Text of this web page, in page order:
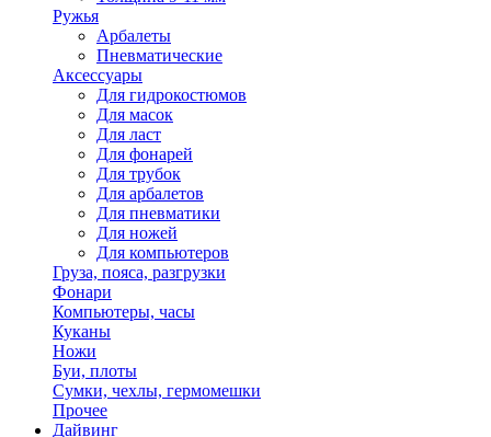
Ружья
Арбалеты
Пневматические
Аксессуары
Для гидрокостюмов
Для масок
Для ласт
Для фонарей
Для трубок
Для арбалетов
Для пневматики
Для ножей
Для компьютеров
Груза, пояса, разгрузки
Фонари
Компьютеры, часы
Куканы
Ножи
Буи, плоты
Сумки, чехлы, гермомешки
Прочее
Дайвинг